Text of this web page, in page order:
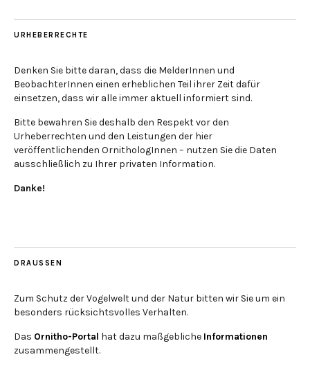
URHEBERRECHTE
Denken Sie bitte daran, dass die MelderInnen und
BeobachterInnen einen erheblichen Teil ihrer Zeit dafür
einsetzen, dass wir alle immer aktuell informiert sind.
Bitte bewahren Sie deshalb den Respekt vor den
Urheberrechten und den Leistungen der hier
veröffentlichenden OrnithologInnen – nutzen Sie die Daten
ausschließlich zu Ihrer privaten Information.
Danke!
DRAUSSEN
Zum Schutz der Vogelwelt und der Natur bitten wir Sie um ein
besonders rücksichtsvolles Verhalten.
Das Ornitho-Portal hat dazu maßgebliche Informationen
zusammengestellt.